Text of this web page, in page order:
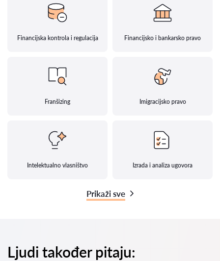
Financijska kontrola i regulacija Financijsko i bankarsko pravo
Franšizing Imigracijsko pravo
Intelektualno vlasništvo Izrada i analiza ugovora
Prikaži sve
Ljudi također pitaju: